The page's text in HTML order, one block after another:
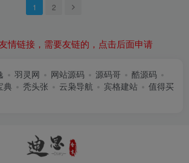
端版本！
1 2
链接，需要友链的，点击后面申请
羽灵网 网站源码 源码哥
酷源码
典 秃头张 云枭导航 宾格建站
值得买